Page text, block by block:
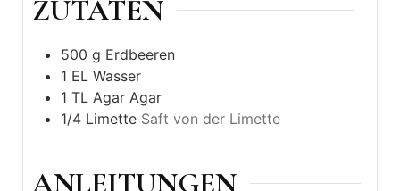
ZUTATEN
500 g Erdbeeren
1 EL Wasser
1 TL Agar Agar
1/4 Limette Saft von der Limette
ANLEITUNGEN